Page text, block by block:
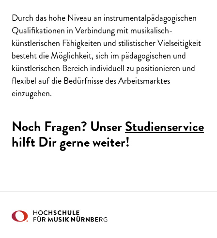
Durch das hohe Niveau an instrumentalpädagogischen
Qualifikationen in Verbindung mit musikalisch-
künstlerischen Fähigkeiten und stilistischer Vielseitigkeit
besteht die Möglichkeit, sich im pädagogischen und
künstlerischen Bereich individuell zu positionieren und
flexibel auf die Bedürfnisse des Arbeitsmarktes
einzugehen.
Noch Fragen? UnserStudienservice
hilft Dir gerne weiter!